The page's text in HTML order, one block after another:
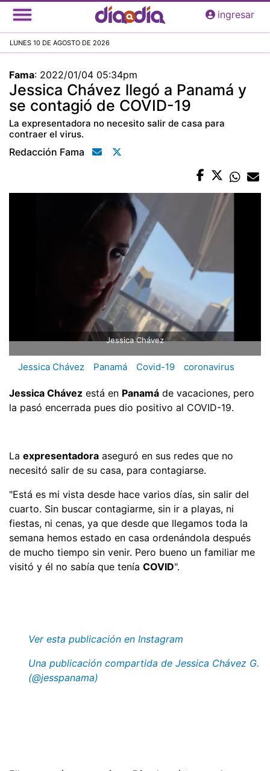
Pasar
al
principal
ingresar
LUNES 10 DE AGOSTO DE 2026
Fama: 2022/01/04 05:34pm
Jessica Chávez llegó a Panamá y
se contagió de COVID-19
La expresentadora no necesito salir de casa para
contraer el virus.
Redacción Fama
Jessica Chávez
Jessica Chávez Panamá Covid-19 coronavirus
Jessica Chávez está en Panamá de vacaciones, pero
la pasó encerrada pues dio positivo al COVID-19.
La expresentadora aseguró en sus redes que no
necesitó salir de su casa, para contagiarse.
"Está es mi vista desde hace varios días, sin salir del
cuarto. Sin buscar contagiarme, sin ir a playas, ni
fiestas, ni cenas, ya que desde que llegamos toda la
semana hemos estado en casa ordenándola después
de mucho tiempo sin venir. Pero bueno un familiar me
visitó y él no sabía que tenía COVID".
Ver esta publicación en Instagram
Una publicación compartida de Jessica Chávez G.
(@jesspanama)